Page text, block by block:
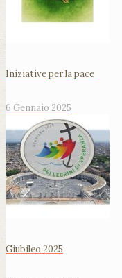
Iniziative per la pace
6 Gennaio 2025
Giubileo 2025